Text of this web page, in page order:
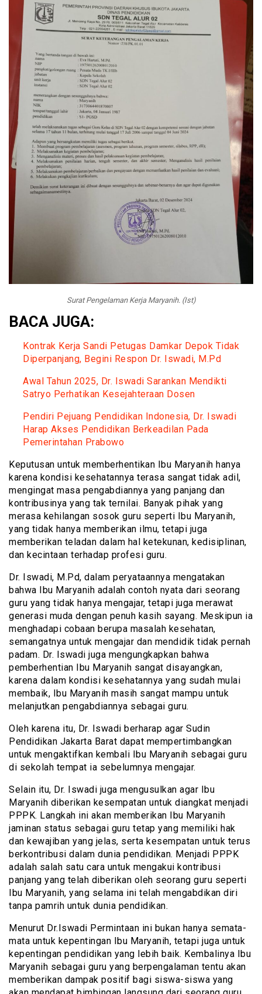
Surat Pengelaman Kerja Maryanih. (Ist)
BACA JUGA:
Kontrak Kerja Sandi Petugas Damkar Depok Tidak
Diperpanjang, Begini Respon Dr. Iswadi, M.Pd
Awal Tahun 2025, Dr. Iswadi Sarankan Mendikti
Satryo Perhatikan Kesejahteraan Dosen
Pendiri Pejuang Pendidikan Indonesia, Dr. Iswadi
Harap Akses Pendidikan Berkeadilan Pada
Pemerintahan Prabowo
Keputusan untuk memberhentikan Ibu Maryanih hanya
karena kondisi kesehatannya terasa sangat tidak adil,
mengingat masa pengabdiannya yang panjang dan
kontribusinya yang tak ternilai. Banyak pihak yang
merasa kehilangan sosok guru seperti Ibu Maryanih,
yang tidak hanya memberikan ilmu, tetapi juga
memberikan teladan dalam hal ketekunan, kedisiplinan,
dan kecintaan terhadap profesi guru.
Dr. Iswadi, M.Pd, dalam peryataannya mengatakan
bahwa Ibu Maryanih adalah contoh nyata dari seorang
guru yang tidak hanya mengajar, tetapi juga merawat
generasi muda dengan penuh kasih sayang. Meskipun ia
menghadapi cobaan berupa masalah kesehatan,
semangatnya untuk mengajar dan mendidik tidak pernah
padam. Dr. Iswadi juga mengungkapkan bahwa
pemberhentian Ibu Maryanih sangat disayangkan,
karena dalam kondisi kesehatannya yang sudah mulai
membaik, Ibu Maryanih masih sangat mampu untuk
melanjutkan pengabdiannya sebagai guru.
Oleh karena itu, Dr. Iswadi berharap agar Sudin
Pendidikan Jakarta Barat dapat mempertimbangkan
untuk mengaktifkan kembali Ibu Maryanih sebagai guru
di sekolah tempat ia sebelumnya mengajar.
Selain itu, Dr. Iswadi juga mengusulkan agar Ibu
Maryanih diberikan kesempatan untuk diangkat menjadi
PPPK. Langkah ini akan memberikan Ibu Maryanih
jaminan status sebagai guru tetap yang memiliki hak
dan kewajiban yang jelas, serta kesempatan untuk terus
berkontribusi dalam dunia pendidikan. Menjadi PPPK
adalah salah satu cara untuk mengakui kontribusi
panjang yang telah diberikan oleh seorang guru seperti
Ibu Maryanih, yang selama ini telah mengabdikan diri
tanpa pamrih untuk dunia pendidikan.
Menurut Dr.Iswadi Permintaan ini bukan hanya semata-
mata untuk kepentingan Ibu Maryanih, tetapi juga untuk
kepentingan pendidikan yang lebih baik. Kembalinya Ibu
Maryanih sebagai guru yang berpengalaman tentu akan
memberikan dampak positif bagi siswa-siswa yang